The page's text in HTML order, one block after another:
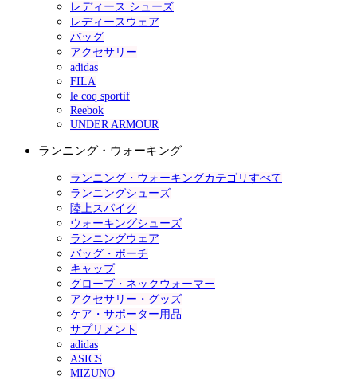
レディース シューズ
レディースウェア
バッグ
アクセサリー
adidas
FILA
le coq sportif
Reebok
UNDER ARMOUR
ランニング・ウォーキング
ランニング・ウォーキングカテゴリすべて
ランニングシューズ
陸上スパイク
ウォーキングシューズ
ランニングウェア
バッグ・ポーチ
キャップ
グローブ・ネックウォーマー
アクセサリー・グッズ
ケア・サポーター用品
サプリメント
adidas
ASICS
MIZUNO